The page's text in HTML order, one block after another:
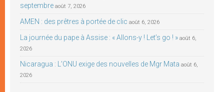
septembre août 7, 2026
AMEN : des prêtres à portée de clic août 6, 2026
La journée du pape à Assise : « Allons-y ! Let’s go ! » août 6,
2026
Nicaragua : L’ONU exige des nouvelles de Mgr Mata août 6,
2026